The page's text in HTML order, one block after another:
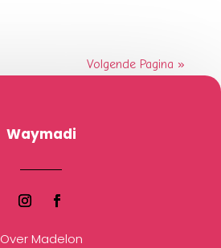
Volgende Pagina »
Waymadi
Over Madelon